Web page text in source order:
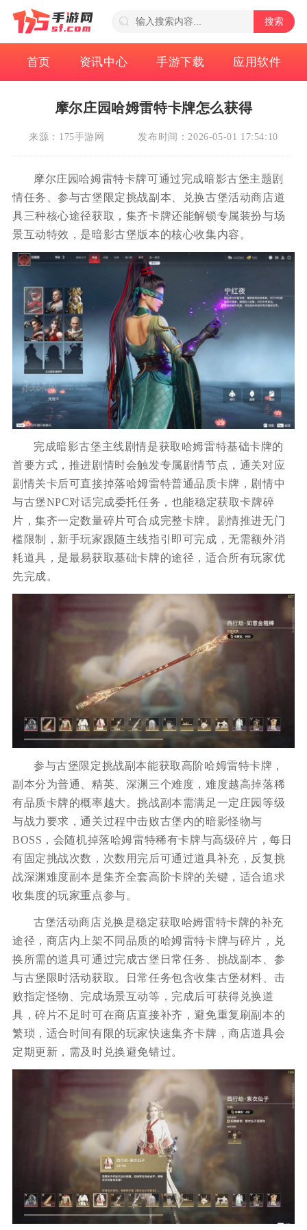
搜索
首页 资讯中心 手游下载 应用软件
摩尔庄园哈姆雷特卡牌怎么获得
来源：175手游网 发布时间：2026-05-01 17:54:10
摩尔庄园哈姆雷特卡牌可通过完成暗影古堡主题剧
情任务、参与古堡限定挑战副本、兑换古堡活动商店道
具三种核心途径获取，集齐卡牌还能解锁专属装扮与场
景互动特效，是暗影古堡版本的核心收集内容。
完成暗影古堡主线剧情是获取哈姆雷特基础卡牌的
首要方式，推进剧情时会触发专属剧情节点，通关对应
剧情关卡后可直接掉落哈姆雷特普通品质卡牌，剧情中
与古堡NPC对话完成委托任务，也能稳定获取卡牌碎
片，集齐一定数量碎片可合成完整卡牌。剧情推进无门
槛限制，新手玩家跟随主线指引即可完成，无需额外消
耗道具，是最易获取基础卡牌的途径，适合所有玩家优
先完成。
参与古堡限定挑战副本能获取高阶哈姆雷特卡牌，
副本分为普通、精英、深渊三个难度，难度越高掉落稀
有品质卡牌的概率越大。挑战副本需满足一定庄园等级
与战力要求，通关过程中击败古堡内的暗影怪物与
BOSS，会随机掉落哈姆雷特稀有卡牌与高级碎片，每日
有固定挑战次数，次数用完后可通过道具补充，反复挑
战深渊难度副本是集齐全套高阶卡牌的关键，适合追求
收集度的玩家重点参与。
古堡活动商店兑换是稳定获取哈姆雷特卡牌的补充
途径，商店内上架不同品质的哈姆雷特卡牌与碎片，兑
换所需的道具可通过完成古堡日常任务、挑战副本、参
与古堡限时活动获取。日常任务包含收集古堡材料、击
败指定怪物、完成场景互动等，完成后可获得兑换道
具，碎片不足时可在商店直接补齐，避免重复刷副本的
繁琐，适合时间有限的玩家快速集齐卡牌，商店道具会
定期更新，需及时兑换避免错过。